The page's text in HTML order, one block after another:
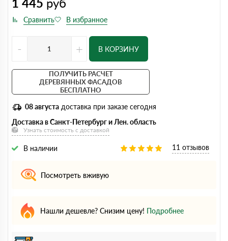
- + В КОРЗИНУ
ПОЛУЧИТЬ РАСЧЕТ
ДЕРЕВЯННЫХ ФАСАДОВ
БЕСПЛАТНО
08 августа доставка при заказе сегодня
Доставка в Санкт-Петербург и Лен. область
Узнать стоимость с доставкой
В наличии 11 отзывов
Посмотреть вживую
Нашли дешевле? Снизим цену! Подробнее